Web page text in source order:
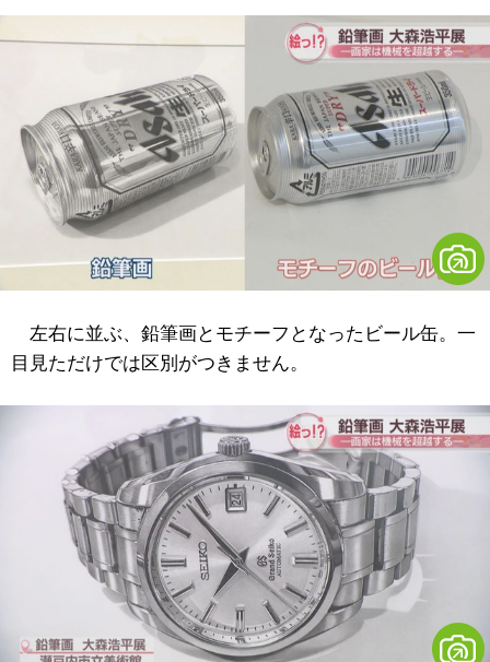
左右に並ぶ、鉛筆画とモチーフとなったビール缶。一
目見ただけでは区別がつきません。